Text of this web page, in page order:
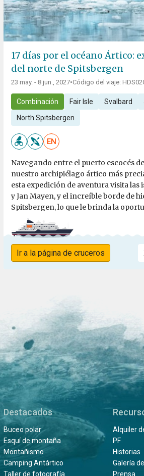
17 días por el océano Ártico:
del norte de Spitsbergen
23 may. - 8 jun., 2027•Código del viaje:
Combinación Fair Isle Svalbard
North Spitsbergen
EN
Navegando entre el puerto escocés
nuestro archipiélago ártico más
esta expedición de aventura visita las
y Jan Mayen, y el increíble borde de
Spitsbergen, lo que le brinda la
Ir a la página de cruceros
Destacados
Buceo polar
Esquí de montaña
Montañismo
Camping Antártico
Taller de fotografía
Alquiler
PF
Historias
Galería
Prensa